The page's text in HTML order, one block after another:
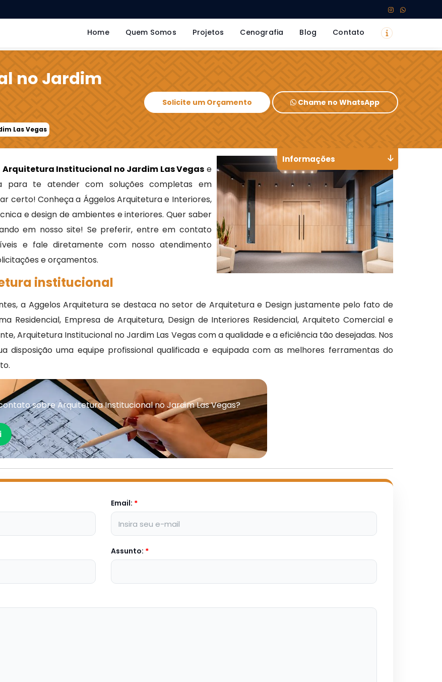
Home Quem Somos Projetos Cenografia Blog Contato
no Jardim
Las Vegas
Solicite um Orçamento Chame no WhatsApp
Arquitetura Institucional no Jardim Las Vegas e
para te atender com soluções completas em
certo! Conheça a Ággelos Arquitetura e Interiores,
e design de ambientes e interiores. Quer saber
em nosso site! Se preferir, entre em contato
e fale diretamente com nosso atendimento
e orçamentos.
institucional
a Aggelos Arquitetura se destaca no setor de Arquitetura e Design justamente pelo fato de
Residencial, Empresa de Arquitetura, Design de Interiores Residencial, Arquiteto Comercial e
Arquitetura Institucional no Jardim Las Vegas com a qualidade e a eficiência tão desejadas. Nos
disposição uma equipe profissional qualificada e equipada com as melhores ferramentas do
sobre Arquitetura Institucional no Jardim Las Vegas?
Email: *
Assunto: *
Informações